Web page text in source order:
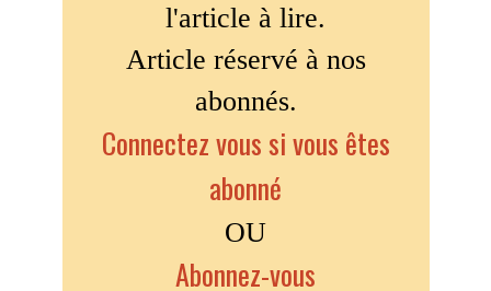
l'article à lire.
Article réservé à nos
abonnés.
Connectez vous si vous êtes
abonné
OU
Abonnez-vous